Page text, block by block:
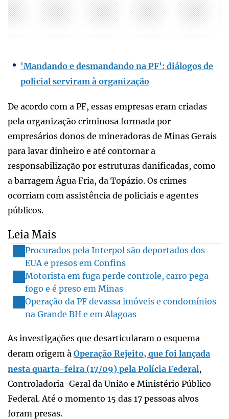
'Mandando e desmandando na PF': diálogos de
policial serviram à organização
De acordo com a PF, essas empresas eram criadas
pela organização criminosa formada por
empresários donos de mineradoras de Minas Gerais
para lavar dinheiro e até contornar a
responsabilização por estruturas danificadas, como
a barragem Água Fria, da Topázio. Os crimes
ocorriam com assistência de policiais e agentes
públicos.
Leia Mais
Procurados pela Interpol são deportados dos
EUA e presos em Confins
Motorista em fuga perde controle, carro pega
fogo e é preso em Minas
Operação da PF devassa imóveis e condomínios
na Grande BH e em Alagoas
As investigações que desarticularam o esquema
deram origem à Operação Rejeito, que foi lançada
nesta quarta-feira (17/09) pela Polícia Federal,
Controladoria-Geral da União e Ministério Público
Federal. Até o momento 15 das 17 pessoas alvos
foram presas.